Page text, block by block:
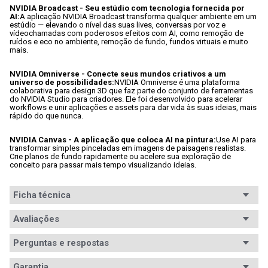
NVIDIA Broadcast - Seu estúdio com tecnologia fornecida por
AI:A aplicação NVIDIA Broadcast transforma qualquer ambiente em um
estúdio — elevando o nível das suas lives, conversas por voz e
vídeochamadas com poderosos efeitos com AI, como remoção de
ruídos e eco no ambiente, remoção de fundo, fundos virtuais e muito
mais.
NVIDIA Omniverse - Conecte seus mundos criativos a um
universo de possibilidades:NVIDIA Omniverse é uma plataforma
colaborativa para design 3D que faz parte do conjunto de ferramentas
do NVIDIA Studio para criadores. Ele foi desenvolvido para acelerar
workflows e unir aplicações e assets para dar vida às suas ideias, mais
rápido do que nunca.
NVIDIA Canvas - A aplicação que coloca AI na pintura:Use AI para
transformar simples pinceladas em imagens de paisagens realistas.
Crie planos de fundo rapidamente ou acelere sua exploração de
conceito para passar mais tempo visualizando ideias.
Ficha técnica
Fabricante
(GPU)
GPU GeForce RTX 4090
Avaliações
Avaliações
Perguntas e respostas